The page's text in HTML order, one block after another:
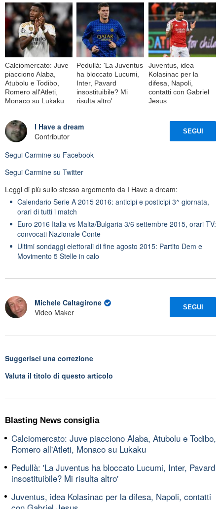
Calciomercato: Juve
piacciono Alaba,
Atubolu e Todibo,
Romero all'Atleti,
Monaco su Lukaku
Pedullà: 'La Juventus
ha bloccato Lucumi,
Inter, Pavard
insostituibile? Mi
risulta altro'
Juventus, idea
Kolasinac per la
difesa, Napoli,
contatti con Gabriel
Jesus
I Have a dream
Contributor
SEGUI
Segui Carmine su Facebook
Segui Carmine su Twitter
Leggi di più sullo stesso argomento da I Have a dream:
Calendario Serie A 2015 2016: anticipi e posticipi 3^ giornata,
orari di tutti i match
Euro 2016 Italia vs Malta/Bulgaria 3/6 settembre 2015, orari TV:
convocati Nazionale Conte
Ultimi sondaggi elettorali di fine agosto 2015: Partito Dem e
Movimento 5 Stelle in calo
Michele Caltagirone
Video Maker
SEGUI
Suggerisci una correzione
Valuta il titolo di questo articolo
Blasting News consiglia
Calciomercato: Juve piacciono Alaba, Atubolu e Todibo,
Romero all'Atleti, Monaco su Lukaku
Pedullà: 'La Juventus ha bloccato Lucumi, Inter, Pavard
insostituibile? Mi risulta altro'
Juventus, idea Kolasinac per la difesa, Napoli, contatti